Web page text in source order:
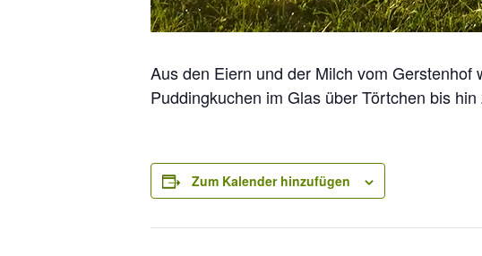
Aus den Eiern und der Milch vom
Puddingkuchen im Glas über Törtchen bis
Zum Kalender hinzufügen